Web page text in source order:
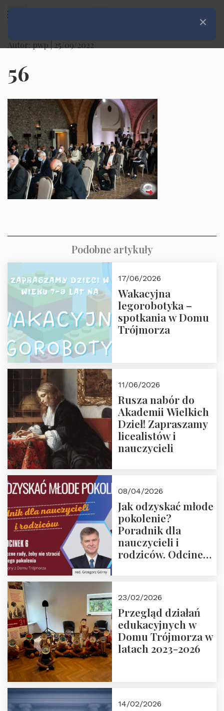
Autor: pwp | 25/09/2022
56
Podobne artykuły
17/06/2026
Wakacyjna
legorobotyka –
spotkania w Domu
Trójmorza
11/06/2026
Rusza nabór do
Akademii Wielkich
Dzieł! Zapraszamy
licealistów i
nauczycieli
08/04/2026
Jak odzyskać młode
pokolenie?
Poradnik dla
nauczycieli i
rodziców. Odcinek
Rozmawiają red.
Grzegorz Górny i
prof. Michał
Łuczewski
23/02/2026
Przegląd działań
edukacyjnych w
Domu Trójmorza w
latach 2023-2026
14/02/2026
Zamknij